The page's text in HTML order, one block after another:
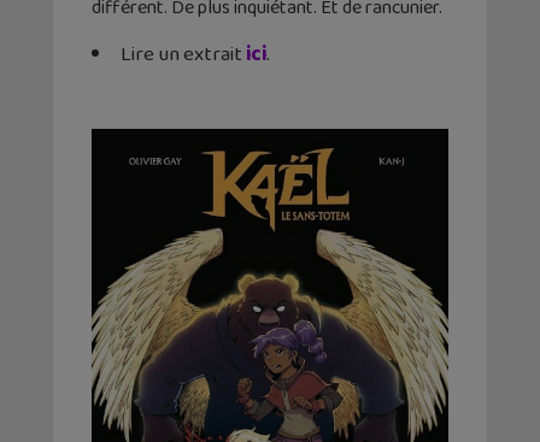
différent. De plus inquiétant. Et de rancunier.
Lire un extraitici.